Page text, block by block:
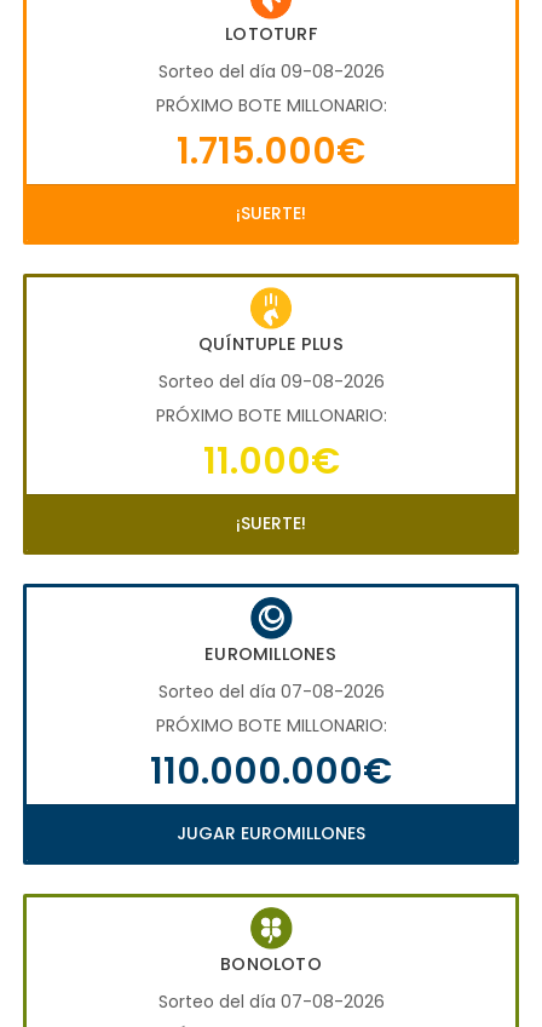
LOTOTURF
Sorteo del día 09-08-2026
PRÓXIMO BOTE MILLONARIO:
1.715.000€
¡SUERTE!
QUÍNTUPLE PLUS
Sorteo del día 09-08-2026
PRÓXIMO BOTE MILLONARIO:
11.000€
¡SUERTE!
EUROMILLONES
Sorteo del día 07-08-2026
PRÓXIMO BOTE MILLONARIO:
110.000.000€
JUGAR EUROMILLONES
BONOLOTO
Sorteo del día 07-08-2026